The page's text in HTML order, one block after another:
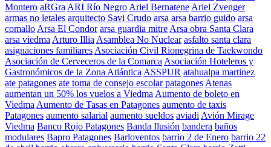
Montero aRGra ARI Río Negro Ariel Bernatene Ariel Zvenger
armas no letales arquitecto Savi Crudo arsa arsa barrio guido arsa
comallo Arsa El Condor arsa guardia mitre Arsa obra Santa Clara
arsa viedma Arturo Illia Asamblea No Nuclear asfalto santa clara
asignaciones familiares Asociación Civil Rionegrina de Taekwondo
Asociación de Cerveceros de la Comarca Asociación Hoteleros y
Gastronómicos de la Zona Atlántica ASSPUR atahualpa martinez
ate patagones ate toma de consejo escolar patagones Atenas
aumentan un 50% los vuelos a Viedma Aumento de boleto en
Viedma Aumento de Tasas en Patagones aumento de taxis
Patagones aumento salarial aumento sueldos aviadi Avión Mirage
Viedma Banco Rojo Patagones Banda Ilusión bandera baños
modulares Bapro Patagones Barloventos barrio 2 de Enero barrio 22